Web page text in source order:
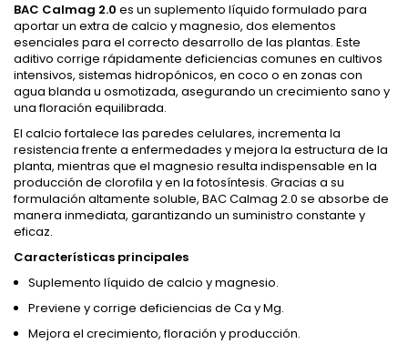
BAC Calmag 2.0 es un suplemento líquido formulado para
aportar un extra de calcio y magnesio, dos elementos
esenciales para el correcto desarrollo de las plantas. Este
aditivo corrige rápidamente deficiencias comunes en cultivos
intensivos, sistemas hidropónicos, en coco o en zonas con
agua blanda u osmotizada, asegurando un crecimiento sano y
una floración equilibrada.
El calcio fortalece las paredes celulares, incrementa la
resistencia frente a enfermedades y mejora la estructura de la
planta, mientras que el magnesio resulta indispensable en la
producción de clorofila y en la fotosíntesis. Gracias a su
formulación altamente soluble, BAC Calmag 2.0 se absorbe de
manera inmediata, garantizando un suministro constante y
eficaz.
Características principales
Suplemento líquido de calcio y magnesio.
Previene y corrige deficiencias de Ca y Mg.
Mejora el crecimiento, floración y producción.